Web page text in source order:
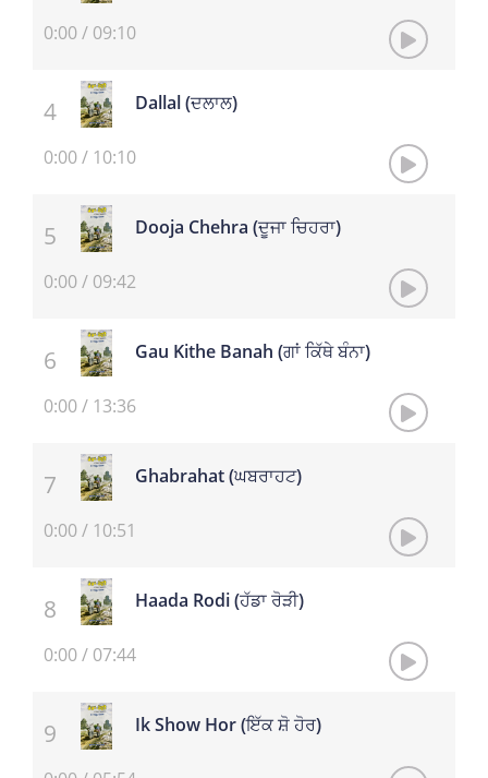
0:00/ 09:10
Dallal (ਦਲਾਲ)
0:00/ 10:10
Dooja Chehra (ਦੂਜਾ ਚਿਹਰਾ)
0:00/ 09:42
Gau Kithe Banah (ਗਾਂ ਕਿੱਥੇ ਬੰਨਾ)
0:00/ 13:36
Ghabrahat (ਘਬਰਾਹਟ)
0:00/ 10:51
Haada Rodi (ਹੱਡਾ ਰੋੜੀ)
0:00/ 07:44
Ik Show Hor (ਇੱਕ ਸ਼ੋ ਹੋਰ)